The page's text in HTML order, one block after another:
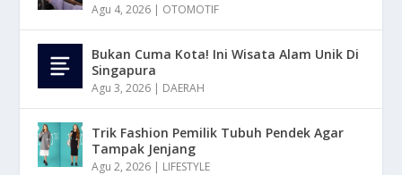
Agu 4, 2026 | OTOMOTIF
Bukan Cuma Kota! Ini Wisata Alam Unik Di
Singapura
Agu 3, 2026 | DAERAH
Trik Fashion Pemilik Tubuh Pendek Agar
Tampak Jenjang
Agu 2, 2026 | LIFESTYLE